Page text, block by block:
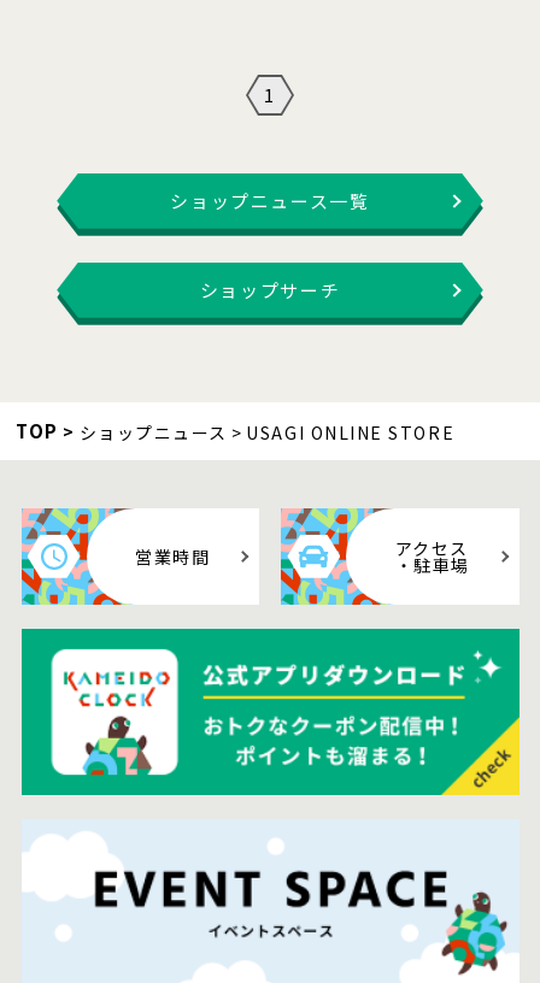
1
ショップニュース一覧
ショップサーチ
TOP ショップニュース USAGI ONLINE STORE
営業時間 アクセス
・駐車場